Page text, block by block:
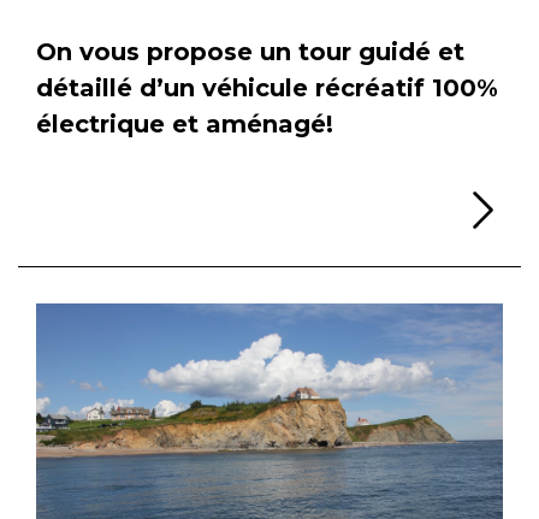
On vous propose un tour guidé et
détaillé d’un véhicule récréatif 100%
électrique et aménagé!